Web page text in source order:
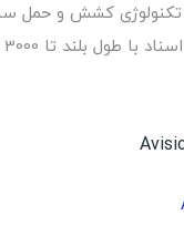
تکنولوژی کشش و
با طول بلند تا 3000